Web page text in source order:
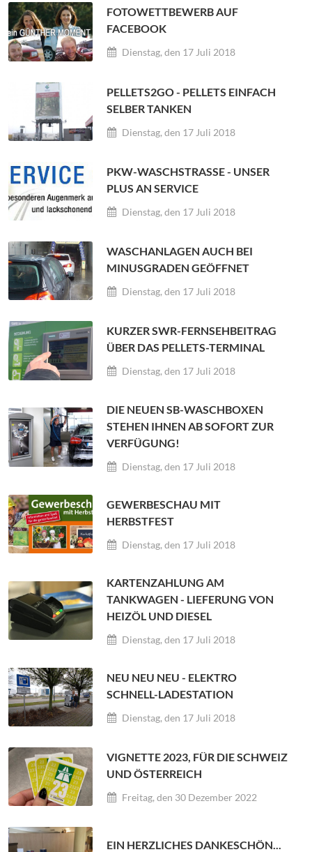
FOTOWETTBEWERB AUF
FACEBOOK
Dienstag, den 17 Juli 2018
PELLETS2GO - PELLETS EINFACH
SELBER TANKEN
Dienstag, den 17 Juli 2018
PKW-WASCHSTRASSE - UNSER P
LUS AN SERVICE
Dienstag, den 17 Juli 2018
WASCHANLAGEN AUCH BEI
MINUSGRADEN GEÖFFNET
Dienstag, den 17 Juli 2018
KURZER SWR-FERNSEHBEITRAG
ÜBER DAS PELLETS-TERMINAL
Dienstag, den 17 Juli 2018
DIE NEUEN SB-WASCHBOXEN
STEHEN IHNEN AB SOFORT ZUR
VERFÜGUNG!
Dienstag, den 17 Juli 2018
GEWERBESCHAU MIT
HERBSTFEST
Dienstag, den 17 Juli 2018
KARTENZAHLUNG AM
TANKWAGEN - LIEFERUNG VON
HEIZÖL UND DIESEL
Dienstag, den 17 Juli 2018
NEU NEU NEU - ELEKTRO
SCHNELL-LADESTATION
Dienstag, den 17 Juli 2018
VIGNETTE 2023, FÜR DIE SCHWEIZ
UND ÖSTERREICH
Freitag, den 30 Dezember 2022
EIN HERZLICHES DANKESCHÖN...